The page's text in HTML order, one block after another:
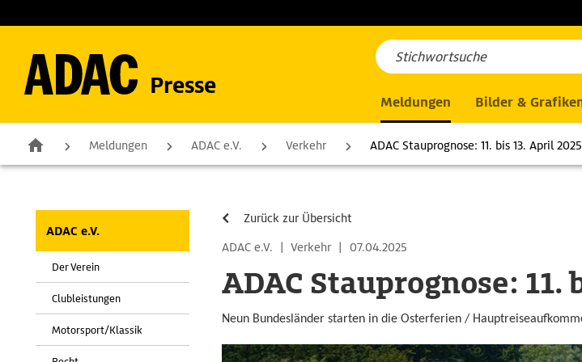
Presse
Meldungen Bilder &
Meldungen ADAC e.V. Verkehr ADAC Stauprognose: 11. bis 13. April 2025
ADAC e.V.
Der Verein
Clubleistungen
Motorsport/Klassik
Zurück zur Übersicht
ADAC e.V.
| Verkehr | 07.04.2025
ADAC Stauprognose: 11.
Neun Bundesländer starten in die Osterferien /